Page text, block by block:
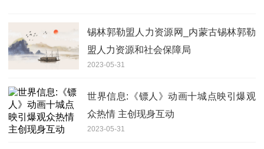
锡林郭勒盟人力资源网_内蒙古锡林郭勒
盟人力资源和社会保障局
2023-05-31
世界信息:《镖人》动画十城点映引爆观
众热情 主创现身互动
2023-05-31